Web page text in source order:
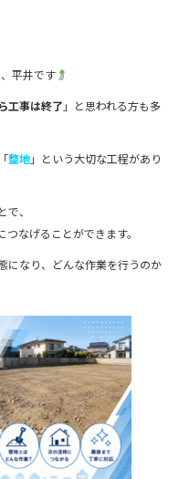
平井です
工事は終了 」と思われる方も多
整地」という大切な工程があり
、
つなげることができます。
になり、どんな作業を行うのか